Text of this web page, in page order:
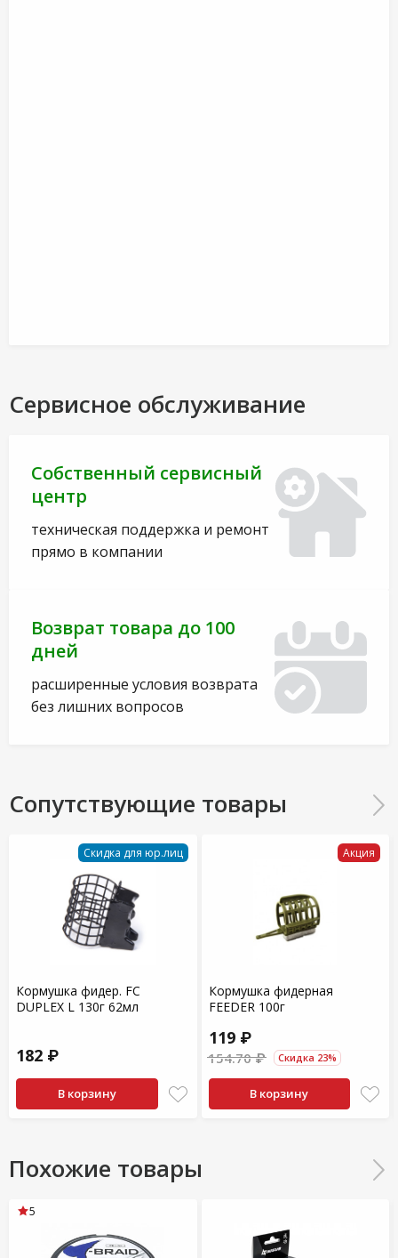
Сервисное обслуживание
Собственный сервисный
центр
техническая поддержка и ремонт
прямо в компании
Возврат товара до 100
дней
расширенные условия возврата
без лишних вопросов
Сопутствующие товары
Скидка для юр.лиц
Кормушка фидер. FC
DUPLEX L 130г 62мл
182 ₽
В корзину
Акция
Кормушка фидерная
FEEDER 100г
119 ₽
154.70 ₽ Скидка 23%
В корзину
Похожие товары
5